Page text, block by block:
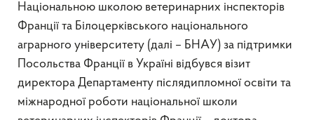
Національною школою ветеринарних інспекторів
Франції та Білоцерківського національного
аграрного університету (далі – БНАУ) за підтримки
Посольства Франції в Україні відбувся візит
директора Департаменту післядипломної освіти та
міжнародної роботи національної школи